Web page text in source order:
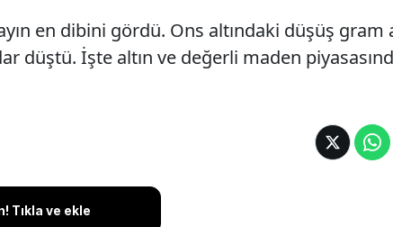
en dibini gördü. Ons altındaki düşüş gram
düştü. İşte altın ve değerli maden
Tıkla ve ekle